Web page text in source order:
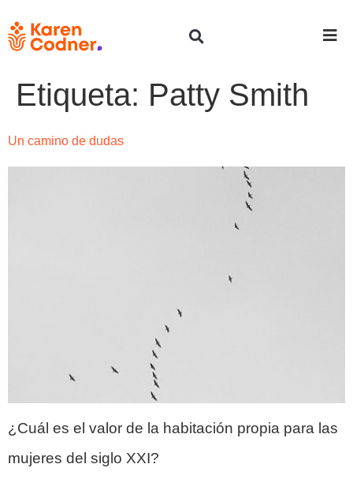
Etiqueta: Patty Smith
Un camino de dudas
¿Cuál es el valor de la habitación propia para las
mujeres del siglo XXI?